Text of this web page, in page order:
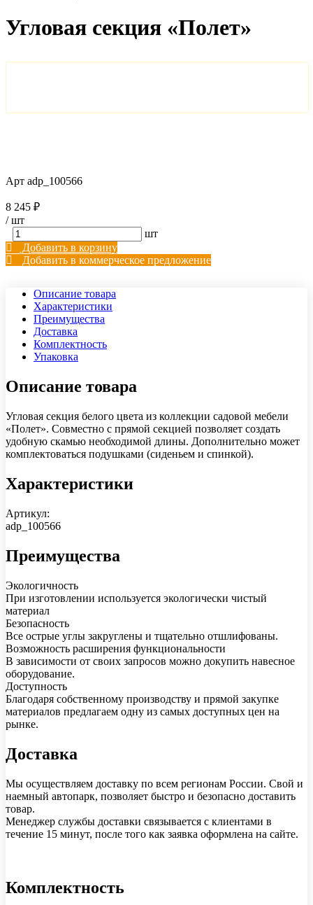
Угловая секция «Полет»
Арт adp_100566
8 245 ₽
/шт
шт
Добавить в корзину
Добавить в коммерческое предложение
Описание товара
Характеристики
Преимущества
Доставка
Комплектность
Упаковка
Описание товара
Угловая секция белого цвета из коллекции садовой мебели
«Полет». Совместно с прямой секцией позволяет создать
удобную скамью необходимой длины. Дополнительно может
комплектоваться подушками (сиденьем и спинкой).
Характеристики
Артикул:
adp_100566
Преимущества
Экологичность
При изготовлении используется экологически чистый
материал
Безопасность
Все острые углы закруглены и тщательно отшлифованы.
Возможность расширения функциональности
В зависимости от своих запросов можно докупить навесное
оборудование.
Доступность
Благодаря собственному производству и прямой закупке
материалов предлагаем одну из самых доступных цен на
рынке.
Доставка
Мы осуществляем доставку по всем регионам России. Свой и
наемный автопарк, позволяет быстро и безопасно доставить
товар.
Менеджер службы доставки связывается с клиентами в
течение 15 минут, после того как заявка оформлена на сайте.
Комплектность